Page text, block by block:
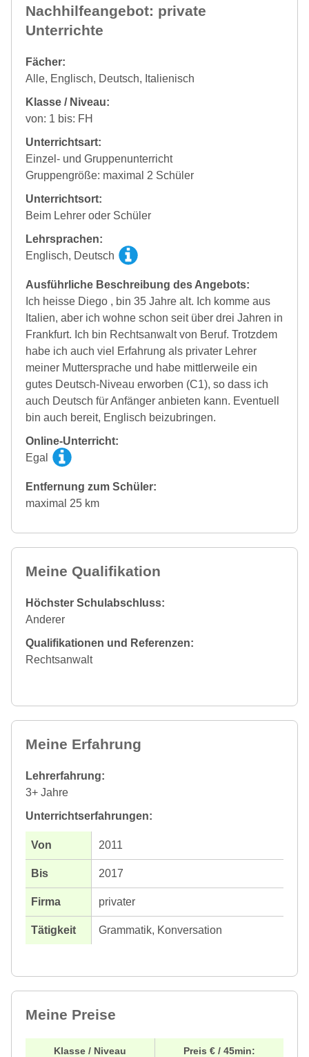
Nachhilfeangebot: private
Unterrichte
Fächer:
Alle, Englisch, Deutsch, Italienisch
Klasse / Niveau:
von: 1 bis: FH
Unterrichtsart:
Einzel- und Gruppenunterricht
Gruppengröße: maximal 2 Schüler
Unterrichtsort:
Beim Lehrer oder Schüler
Lehrsprachen:
Englisch, Deutsch
Ausführliche Beschreibung des Angebots:
Ich heisse Diego , bin 35 Jahre alt. Ich komme aus
Italien, aber ich wohne schon seit über drei Jahren in
Frankfurt. Ich bin Rechtsanwalt von Beruf. Trotzdem
habe ich auch viel Erfahrung als privater Lehrer
meiner Muttersprache und habe mittlerweile ein
gutes Deutsch-Niveau erworben (C1), so dass ich
auch Deutsch für Anfänger anbieten kann. Eventuell
bin auch bereit, Englisch beizubringen.
Online-Unterricht:
Egal
Entfernung zum Schüler:
maximal 25 km
Meine Qualifikation
Höchster Schulabschluss:
Anderer
Qualifikationen und Referenzen:
Rechtsanwalt
Meine Erfahrung
Lehrerfahrung:
3+ Jahre
Unterrichtserfahrungen:
2011
2017
privater
Grammatik, Konversation
Meine Preise
Klasse / Niveau Preis € / 45min: